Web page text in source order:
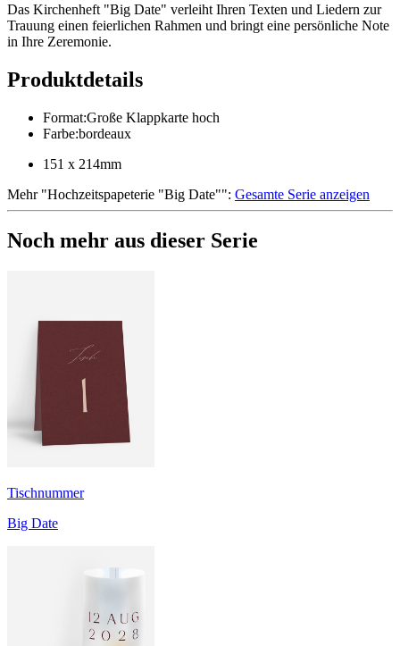
Das Kirchenheft "Big Date" verleiht Ihren Texten und Liedern zur
Trauung einen feierlichen Rahmen und bringt eine persönliche Note
in Ihre Zeremonie.
Produktdetails
Format:Große Klappkarte hoch
Farbe:bordeaux
151 x 214mm
Mehr"Hochzeitspapeterie "Big Date"": Gesamte Serie anzeigen
Noch mehr aus dieser Serie
Tischnummer
Big Date